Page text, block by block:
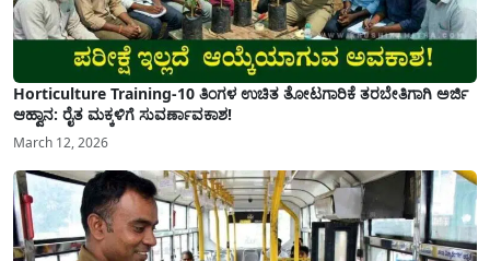
Horticulture Training-10 ತಿಂಗಳ ಉಚಿತ ತೋಟಗಾರಿಕೆ ತರಬೇತಿಗಾಗಿ ಅರ್ಜಿ
ಆಹ್ವಾನ: ರೈತ ಮಕ್ಕಳಿಗೆ ಸುವರ್ಣಾವಕಾಶ!
March 12, 2026